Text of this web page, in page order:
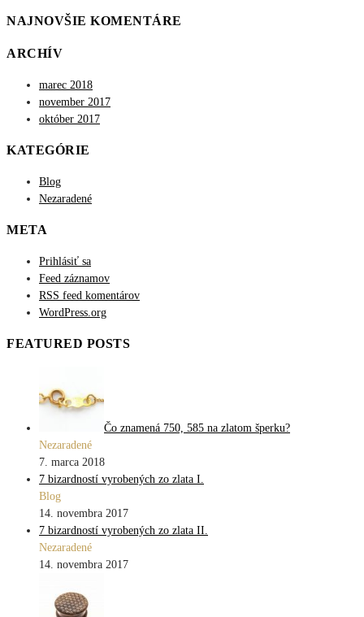
NAJNOVŠIE KOMENTÁRE
ARCHÍV
marec 2018
november 2017
október 2017
KATEGÓRIE
Blog
Nezaradené
META
Prihlásiť sa
Feed záznamov
RSS feed komentárov
WordPress.org
FEATURED POSTS
Čo znamená 750, 585 na zlatom šperku?
Nezaradené
7. marca 2018
7 bizardností vyrobených zo zlata I.
Blog
14. novembra 2017
7 bizardností vyrobených zo zlata II.
Nezaradené
14. novembra 2017